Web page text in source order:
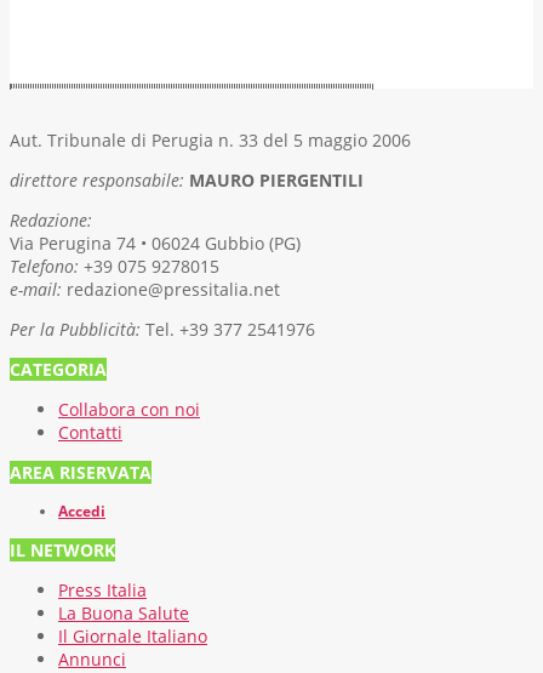
Aut. Tribunale di Perugia n. 33 del 5 maggio 2006
direttore responsabile: MAURO PIERGENTILI
Redazione:
Via Perugina 74 • 06024 Gubbio (PG)
Telefono: +39 075 9278015
e-mail: redazione@pressitalia.net
Per la Pubblicità: Tel. +39 377 2541976
CATEGORIA
Collabora con noi
Contatti
AREA RISERVATA
Accedi
IL NETWORK
Press Italia
La Buona Salute
Il Giornale Italiano
Annunci